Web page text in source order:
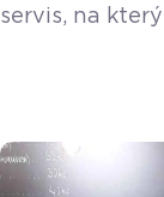
servis, na
na severní
1. 6. 1992 a